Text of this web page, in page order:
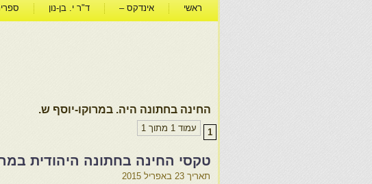
ראשי אינדקס – ד"ר י. בן-נון
החינה בחתונה היה. במרוקו-יוסף ש.
עמוד 1 מתוך 1 1
טקסי החינה בחתונה היהודית
תאריך 23 באפריל 2015